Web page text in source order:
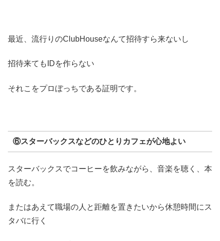
最近、流行りのClubHouseなんて招待すら来ないし
招待来てもIDを作らない
それこをプロぼっちである証明です。
⑥スターバックスなどのひとりカフェが心地よい
スターバックスでコーヒーを飲みながら、音楽を聴く、本
を読む。
またはあえて職場の人と距離を置きたいから休憩時間にス
タバに行く